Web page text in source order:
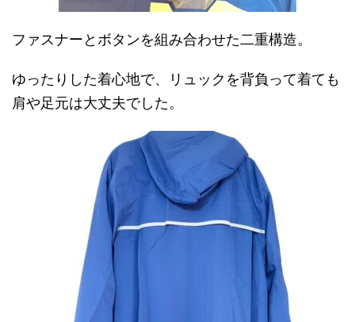
ファスナーとボタンを組み合わせた二重構造。
ゆったりした着心地で、リュックを背負って着ても
肩や足元は大丈夫でした。